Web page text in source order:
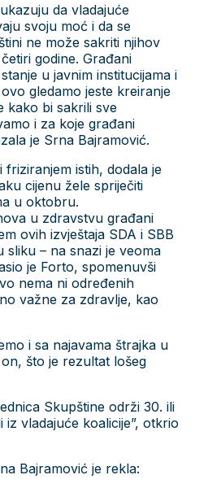
da vladajuće
svoju moć i da se
ne može sakriti njihov
godine. Građani
u javnim institucijama i
gledamo jeste kreiranje
kako bi sakrili sve
i za koje građani
je Srna Bajramović.
friziranjem istih, dodala je
cijenu žele spriječiti
u oktobru.
u zdravstvu građani
ovih izvještaja SDA i SBB
sliku – na snazi je veoma
je Forto, spomenuvši
nema ni određenih
važne za zdravlje, kao
i sa najavama štrajka u
što je rezultat lošeg
Skupštine održi 30. ili
iz vladajuće koalicije”, otkrio
Bajramović je rekla: